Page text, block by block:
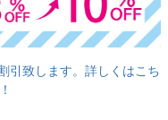
引致します。詳しくはこち